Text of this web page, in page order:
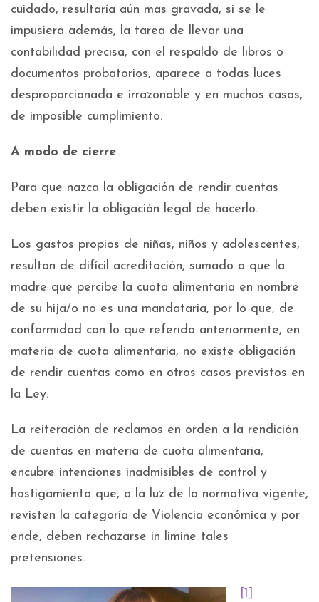
cuidado, resultaría aún mas gravada, si se le
impusiera además, la tarea de llevar una
contabilidad precisa, con el respaldo de libros o
documentos probatorios, aparece a todas luces
desproporcionada e irrazonable y en muchos casos,
de imposible cumplimiento.
A modo de cierre
Para que nazca la obligación de rendir cuentas
deben existir la obligación legal de hacerlo.
Los gastos propios de niñas, niños y adolescentes,
resultan de difícil acreditación, sumado a que la
madre que percibe la cuota alimentaria en nombre
de su hija/o no es una mandataria, por lo que, de
conformidad con lo que referido anteriormente, en
materia de cuota alimentaria, no existe obligación
de rendir cuentas como en otros casos previstos en
la Ley.
La reiteración de reclamos en orden a la rendición
de cuentas en materia de cuota alimentaria,
encubre intenciones inadmisibles de control y
hostigamiento que, a la luz de la normativa vigente,
revisten la categoría de Violencia económica y por
ende, deben rechazarse in limine tales
pretensiones.
[1]